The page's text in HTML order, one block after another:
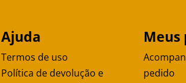
Ajuda
Termos de uso
Política de devolução e
Meus
pedido